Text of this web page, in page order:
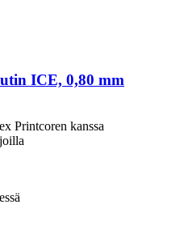
ICE, 0,80 mm
Printcoren kanssa